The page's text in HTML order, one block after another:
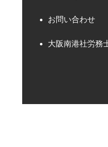
お問い合わせ
大阪南港社労務